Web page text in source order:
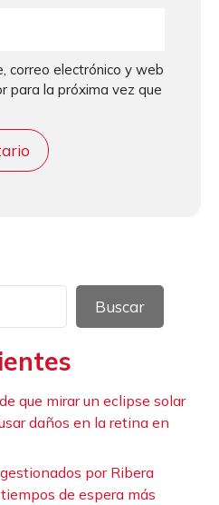
correo electrónico y web
para la próxima vez que
Buscar
que mirar un eclipse solar
daños en la retina en
por Ribera
de espera más